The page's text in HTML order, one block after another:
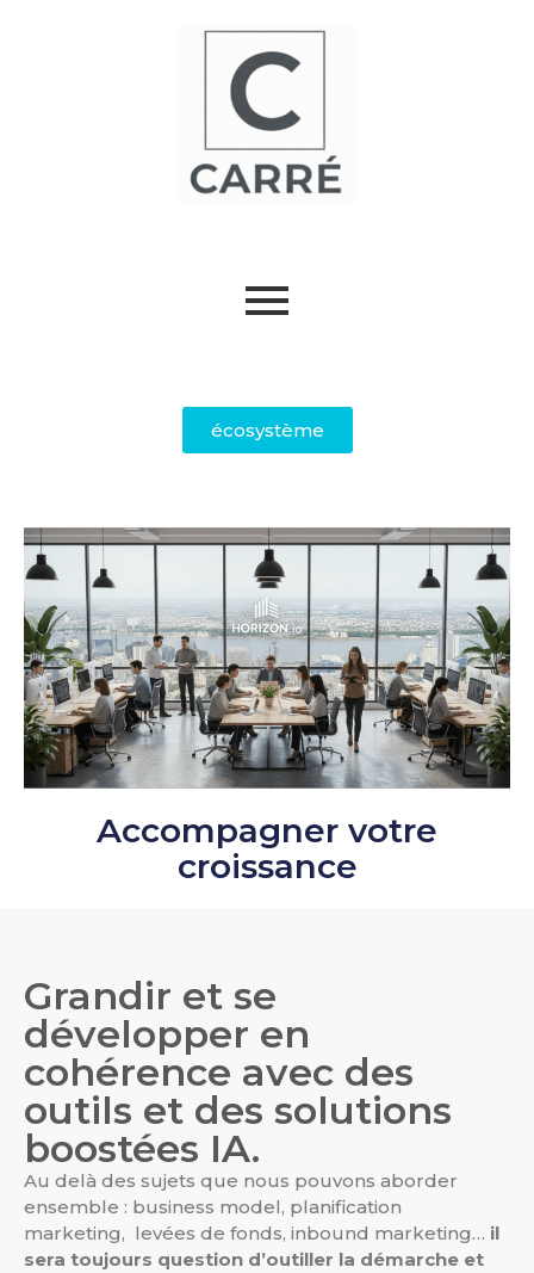
écosystème
Accompagner votre
croissance
Grandir et se
développer en
cohérence avec des
outils et des solutions
boostées IA.
Au delà des sujets que nous pouvons aborder
ensemble : business model, planification
marketing, levées de fonds, inbound marketing… il
sera toujours question d’outiller la démarche et